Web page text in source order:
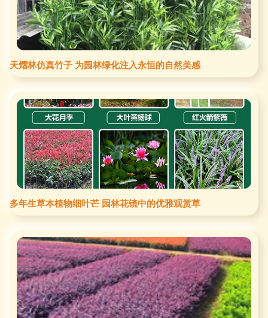
天熠林仿真竹子 为园林绿化注入永恒的自然美感
多年生草本植物细叶芒 园林花镜中的优雅观赏草